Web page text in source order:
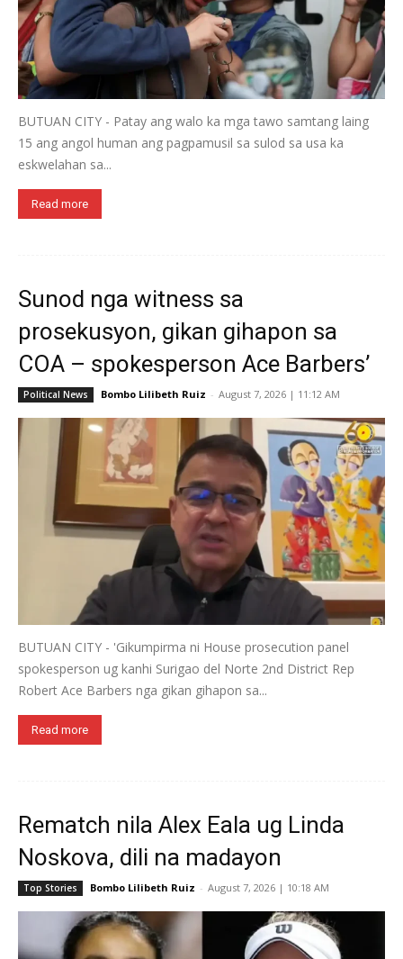
BUTUAN CITY - Patay ang walo ka mga tawo samtang laing
15 ang angol human ang pagpamusil sa sulod sa usa ka
eskwelahan sa...
Read more
Sunod nga witness sa
prosekusyon, gikan gihapon sa
COA – spokesperson Ace Barbers’
Political News Bombo Lilibeth Ruiz - August 7, 2026 | 11:12 AM
BUTUAN CITY - 'Gikumpirma ni House prosecution panel
spokesperson ug kanhi Surigao del Norte 2nd District Rep
Robert Ace Barbers nga gikan gihapon sa...
Read more
Rematch nila Alex Eala ug Linda
Noskova, dili na madayon
Top Stories Bombo Lilibeth Ruiz - August 7, 2026 | 10:18 AM